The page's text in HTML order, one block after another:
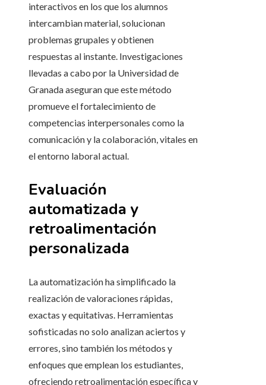
interactivos en los que los alumnos
intercambian material, solucionan
problemas grupales y obtienen
respuestas al instante. Investigaciones
llevadas a cabo por la Universidad de
Granada aseguran que este método
promueve el fortalecimiento de
competencias interpersonales como la
comunicación y la colaboración, vitales en
el entorno laboral actual.
Evaluación
automatizada y
retroalimentación
personalizada
La automatización ha simplificado la
realización de valoraciones rápidas,
exactas y equitativas. Herramientas
sofisticadas no solo analizan aciertos y
errores, sino también los métodos y
enfoques que emplean los estudiantes,
ofreciendo retroalimentación específica y